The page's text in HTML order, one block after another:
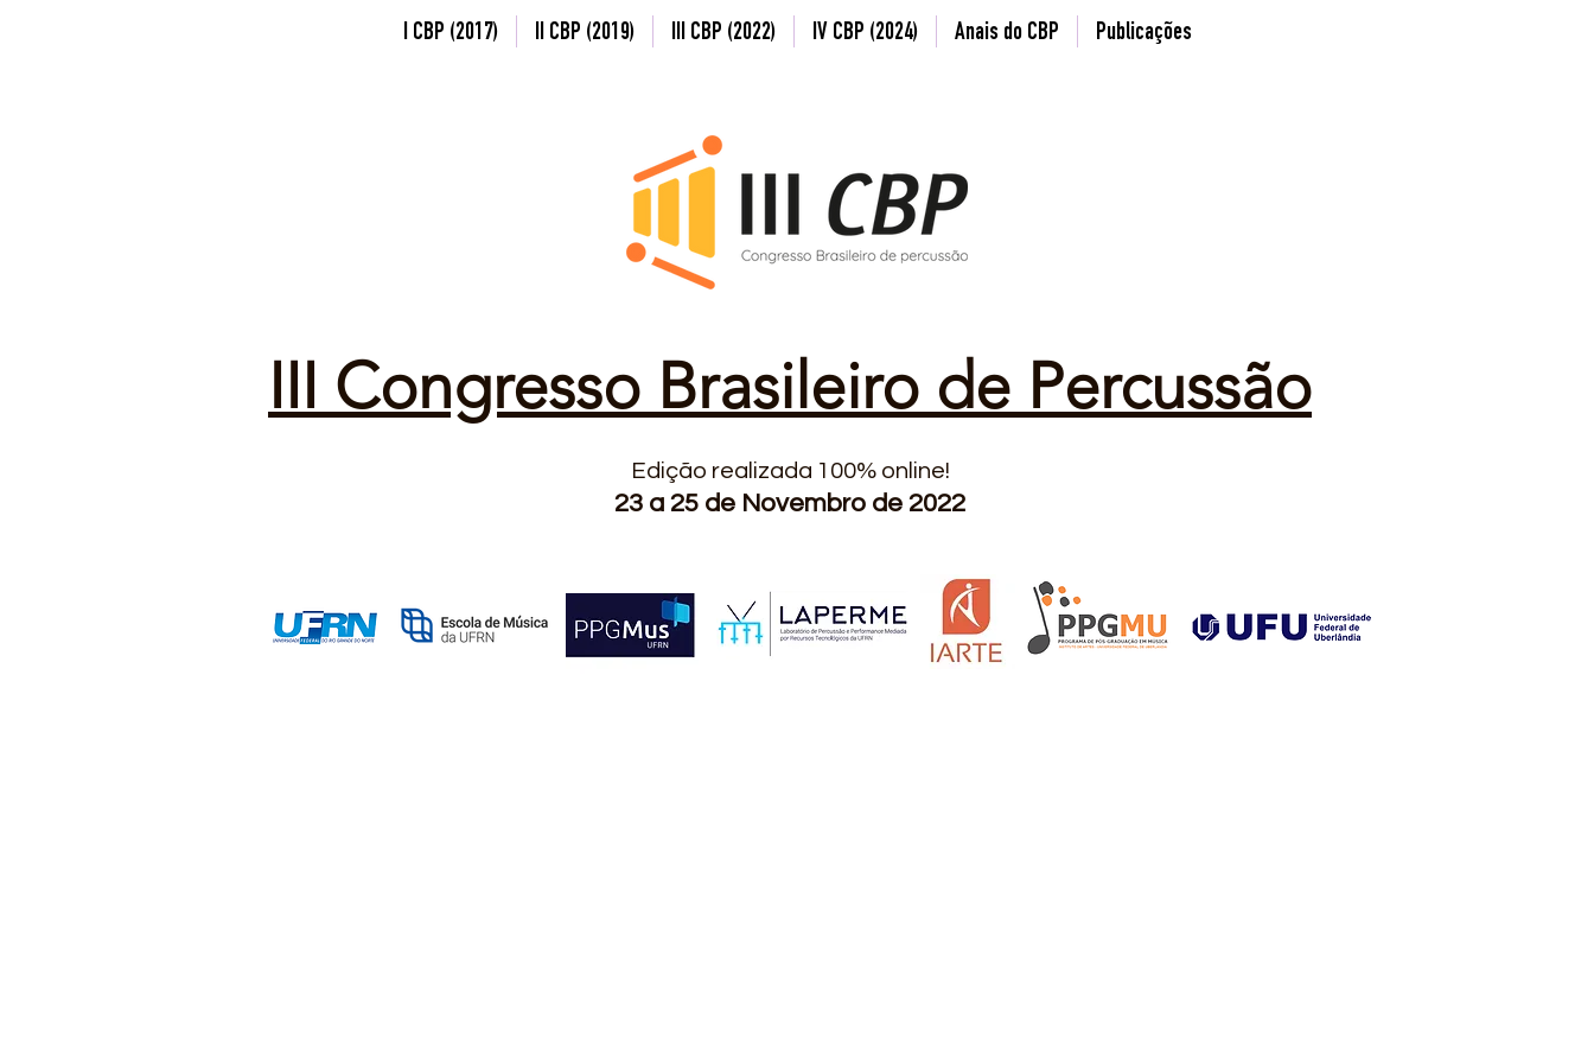
I CBP (2017) II CBP (2019) III CBP (2022) IV CBP (2024) Anais do CBP Publicações
III Congresso Brasileiro de Percussão
Edição realizada 100% online!
23 a 25 de Novembro de 2022